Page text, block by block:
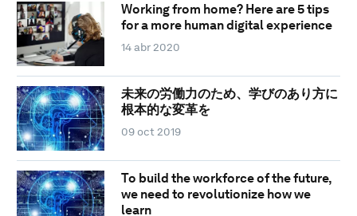
Working from home? Here are 5 tips
for a more human digital experience
14 abr 2020
未来の労働力のため、学びのあり方に
根本的な変革を
09 oct 2019
To build the workforce of the future,
we need to revolutionize how we
learn